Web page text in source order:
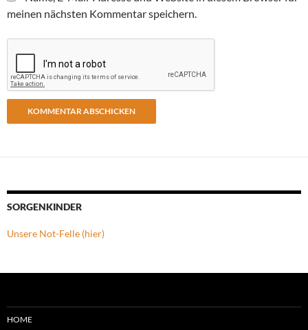
meinen nächsten Kommentar speichern.
SORGENKINDER
Unsere Not-Felle (hier)
HOME